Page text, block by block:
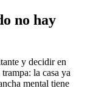
no hay
y decidir en
la casa ya
mental tiene